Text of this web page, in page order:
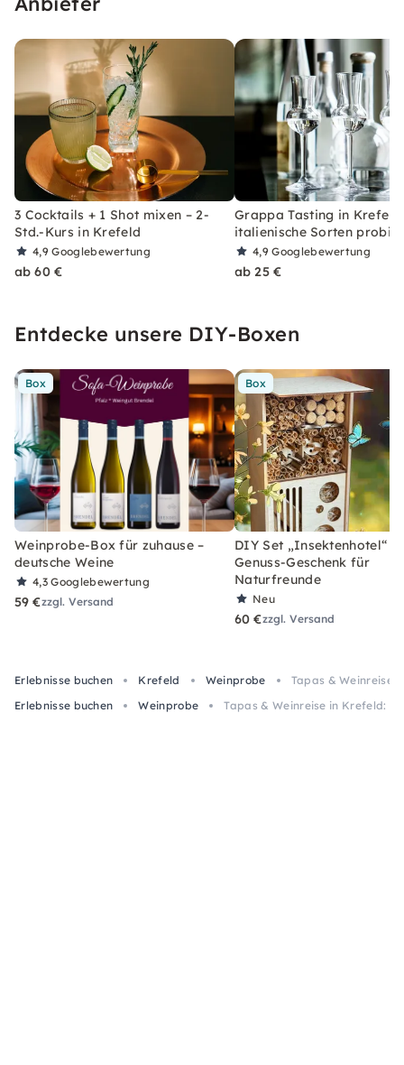
3 Cocktails + 1 Shot mixen – 2-
Std.-Kurs in Krefeld
4,9Googlebewertung
ab 60 €
Grappa Tasting in Krefeld:
italienische Sorten
4,9Googlebewertung
ab 25 €
Entdecke unsere DIY-Boxen
Box
Weinprobe-Box für zuhause –
deutsche Weine
4,3Googlebewertung
59 €zzgl. Versand
Box
DIY Set „Insektenhotel“ –
Genuss-Geschenk für
Naturfreunde
Neu
60 €zzgl. Versand
Erlebnisse buchen Krefeld Weinprobe
Tapas & Weinreise
Erlebnisse buchen
Weinprobe Tapas & Weinreise in Krefeld: